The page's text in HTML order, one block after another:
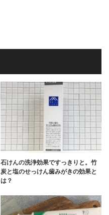
石けんの洗浄効果ですっきりと。竹
炭と塩のせっけん歯みがきの効果と
は？